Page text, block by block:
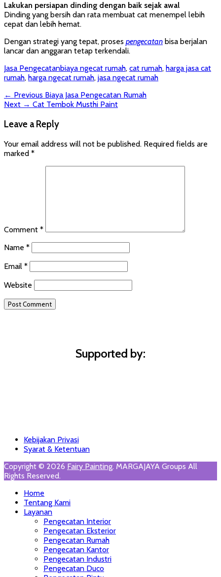
Lakukan persiapan dinding dengan baik sejak awal
Dinding yang bersih dan rata membuat cat menempel lebih
cepat dan lebih hemat.
Dengan strategi yang tepat, proses pengecatan bisa berjalan
lancar dan anggaran tetap terkendali.
Categories
Jasa PengecatanTags
biaya ngecat rumah, cat rumah, harga jasa cat
rumah, harga ngecat rumah, jasa ngecat rumah
Post
navigation
← Previous Previous
post:
Biaya Jasa Pengecatan Rumah
Next → Next
Cat Tembok Musthi Paint
Leave a Reply
Your email address will not be published. Required fields are
marked *
Comment *
Name *
Email *
Website
Supported by:
Footer
Menu
Skip
Kebijakan Privasi
Syarat & Ketentuan
Copyright © 2026 Fairy Painting. MARGAJAYA Groups All
Rights Reserved.
Home
Tentang Kami
Layanan
Pengecatan Interior
Pengecatan Eksterior
Pengecatan Rumah
Pengecatan Kantor
Pengecatan Industri
Pengecatan Duco